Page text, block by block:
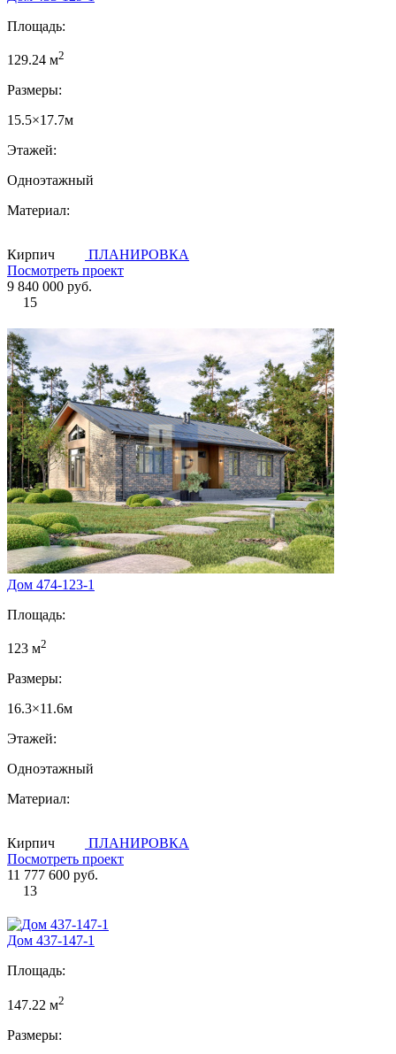
Площадь:
129.24 м2
Размеры:
15.5×17.7м
Этажей:
Одноэтажный
Материал:
Кирпич
ПЛАНИРОВКА
Посмотреть проект
9 840 000 руб.
15
Дом 474-123-1
Площадь:
123 м2
Размеры:
16.3×11.6м
Этажей:
Одноэтажный
Материал:
Кирпич
ПЛАНИРОВКА
Посмотреть проект
11 777 600 руб.
13
Дом 437-147-1
Площадь:
147.22 м2
Размеры: